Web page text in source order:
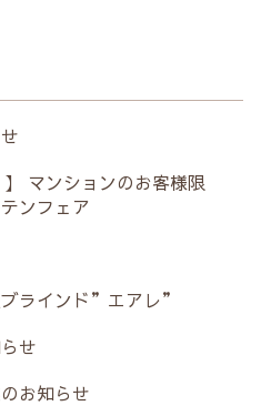
】 マンションのお客様限
ンフェア
ラインド”エアレ”
せ
お知らせ